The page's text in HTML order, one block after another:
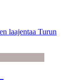
laajentaa Turun